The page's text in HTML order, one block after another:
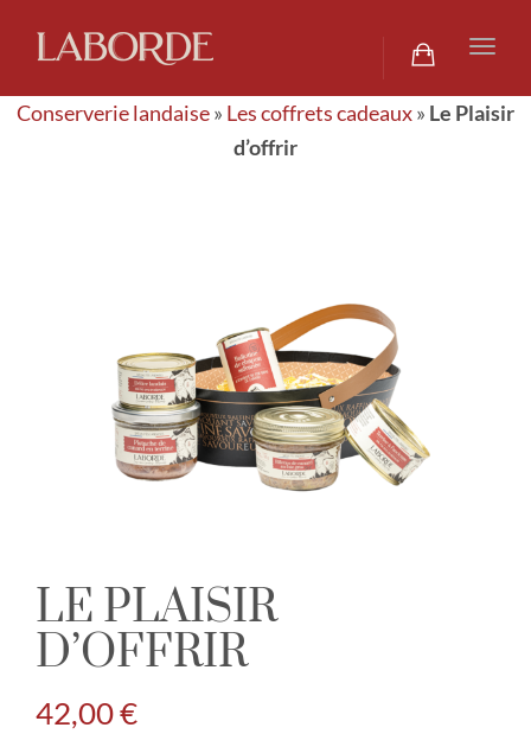
Conserverie landaise» Les coffrets cadeaux» Le Plaisir
d’offrir
LE PLAISIR
D’OFFRIR
42,00€